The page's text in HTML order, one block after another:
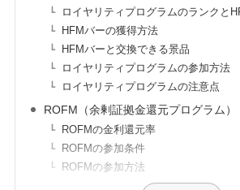
ロイヤリティプログラムのランクと
HFMバーの獲得方法
HFMバーと交換できる景品
ロイヤリティプログラムの参加方法
ロイヤリティプログラムの注意点
ROFM（余剰証拠金還元プログラム）
ROFMの金利還元率
ROFMの参加条件
ROFMの参加方法